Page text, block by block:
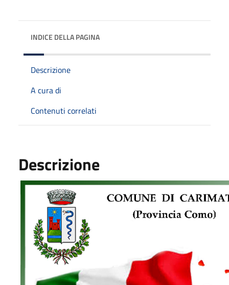
INDICE DELLA PAGINA
Descrizione
A cura di
Contenuti correlati
Descrizione